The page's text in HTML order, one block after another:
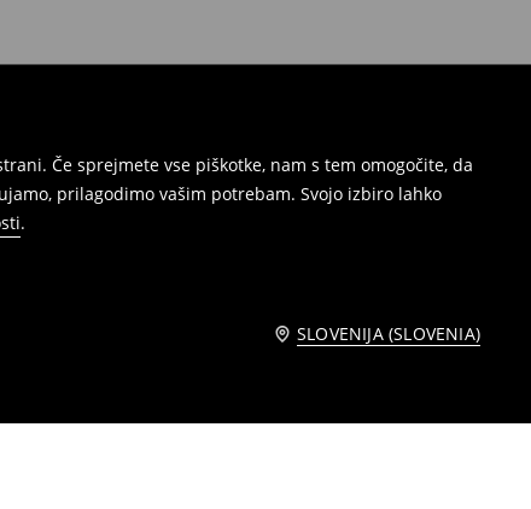
Če sprejmete vse piškotke, nam s tem omogočite, da
prilagodimo vašim potrebam. Svojo izbiro lahko
.
SLOVENIJA (SLOVENIA)